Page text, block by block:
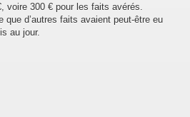
voire 300 € pour les faits avérés.
que d’autres faits avaient peut-être eu
au jour.